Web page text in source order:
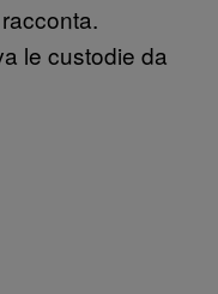
le custodie da